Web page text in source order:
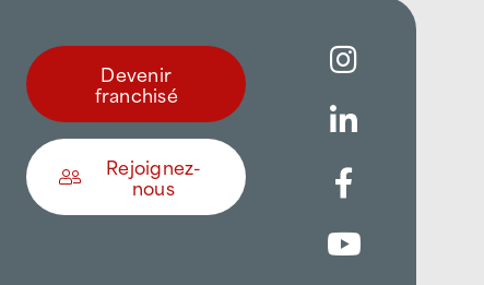
Devenir
franchisé
Rejoignez-
nous